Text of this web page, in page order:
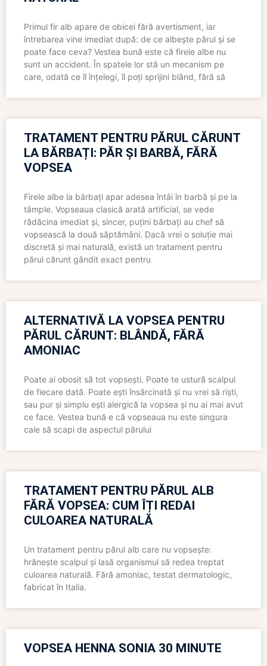
Primul fir alb apare de obicei fără avertisment, iar
întrebarea vine imediat după: de ce albește părul și se
poate face ceva? Vestea bună este că firele albe nu
sunt un accident. În spatele lor stă un mecanism pe
care, odată ce îl înțelegi, îl poți sprijini blând, fără să
TRATAMENT PENTRU PĂRUL CĂRUNT
LA BĂRBAȚI: PĂR ȘI BARBĂ, FĂRĂ
VOPSEA
Firele albe la bărbați apar adesea întâi în barbă și pe la
tâmple. Vopseaua clasică arată artificial, se vede
rădăcina imediat și, sincer, puțini bărbați au chef să
vopsească la două săptămâni. Dacă vrei o soluție mai
discretă și mai naturală, există un tratament pentru
părul cărunt gândit exact pentru
ALTERNATIVĂ LA VOPSEA PENTRU
PĂRUL CĂRUNT: BLÂNDĂ, FĂRĂ
AMONIAC
Poate ai obosit să tot vopsești. Poate te ustură scalpul
de fiecare dată. Poate ești însărcinată și nu vrei să riști,
sau pur și simplu ești alergică la vopsea și nu ai mai avut
ce face. Vestea bună e că vopseaua nu este singura
cale să scapi de aspectul părului
TRATAMENT PENTRU PĂRUL ALB
FĂRĂ VOPSEA: CUM ÎȚI REDAI
CULOAREA NATURALĂ
Un tratament pentru părul alb care nu vopsește:
hrănește scalpul și lasă organismul să redea treptat
culoarea naturală. Fără amoniac, testat dermatologic,
fabricat în Italia.
VOPSEA HENNA SONIA 30 MINUTE